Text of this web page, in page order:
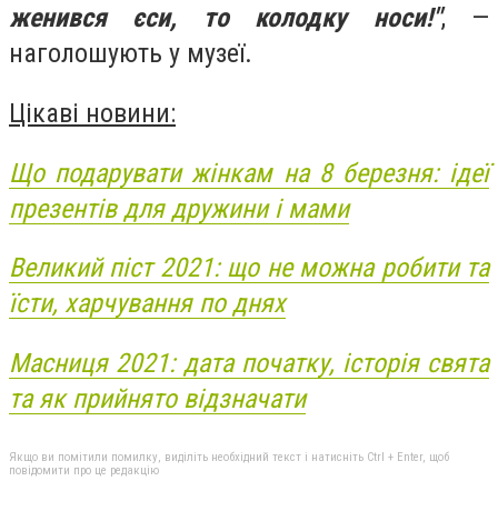
женився єси, то колодку носи!", —
наголошують у музеї.
Цікаві новини:
Що подарувати жінкам на 8 березня: ідеї
презентів для дружини і мами
Великий піст 2021: що не можна робити та
їсти, харчування по днях
Масниця 2021: дата початку, історія свята
та як прийнято відзначати
Якщо ви помітили помилку, виділіть необхідний текст і натисніть Ctrl + Enter, щоб
повідомити про це редакцію